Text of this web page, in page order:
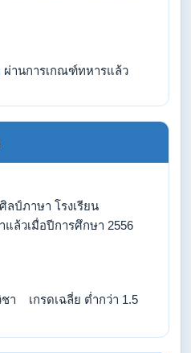
ผ่านการเกณฑ์ทหารแล้ว
ป์ภาษา โรงเรียน
แล้วเมื่อปีการศึกษา 2556
า เกรดเฉลี่ย ต่ำกว่า 1.5